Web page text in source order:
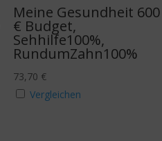
Meine Gesundheit 600
€ Budget,
Sehhilfe100%,
RundumZahn100%
73,70 €
Vergleichen